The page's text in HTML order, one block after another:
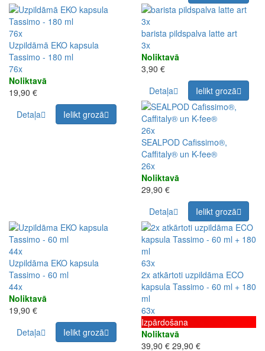
76x
Uzpildāmā EKO kapsula
Tassimo - 180 ml
76x
Noliktavā
19,90 €
Detaļa
Ielikt grozā
3x
barista pildspalva latte art
3x
Noliktavā
3,90 €
Detaļa
Ielikt grozā
26x
SEALPOD Cafissimo®,
Caffitaly® un K-fee®
26x
Noliktavā
29,90 €
Detaļa
Ielikt grozā
44x
Uzpildāma EKO kapsula
Tassimo - 60 ml
44x
Noliktavā
19,90 €
Detaļa
Ielikt grozā
63x
2x atkārtoti uzpildāma ECO
kapsula Tassimo - 60 ml + 180
ml
63x
Izpārdošana
Noliktavā
39,90 € 29,90 €